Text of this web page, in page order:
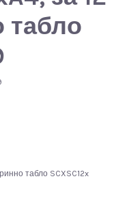
табло
табло SCXSC12x